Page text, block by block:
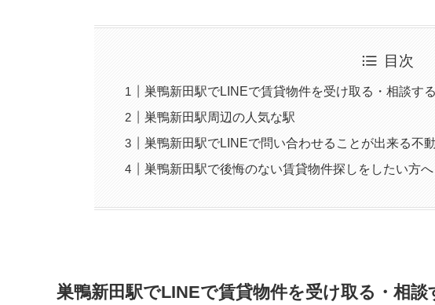
目次
巣鴨新田駅でLINEで賃貸物件を受け取る・相談す
巣鴨新田駅周辺の人気な駅
巣鴨新田駅でLINEで問い合わせることが出来る不
巣鴨新田駅で後悔のない賃貸物件探しをしたい方へ
巣鴨新田駅でLINEで賃貸物件を受け取る・相談